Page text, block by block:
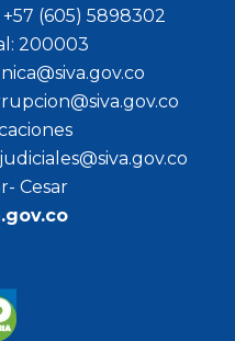
(605) 5898302
200003
Cesar